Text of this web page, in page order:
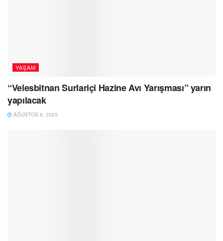
YAŞAM
“Velesbitnan Surlariçi Hazine Avı Yarışması” yarın
yapılacak
AĞUSTOS 8, 2025